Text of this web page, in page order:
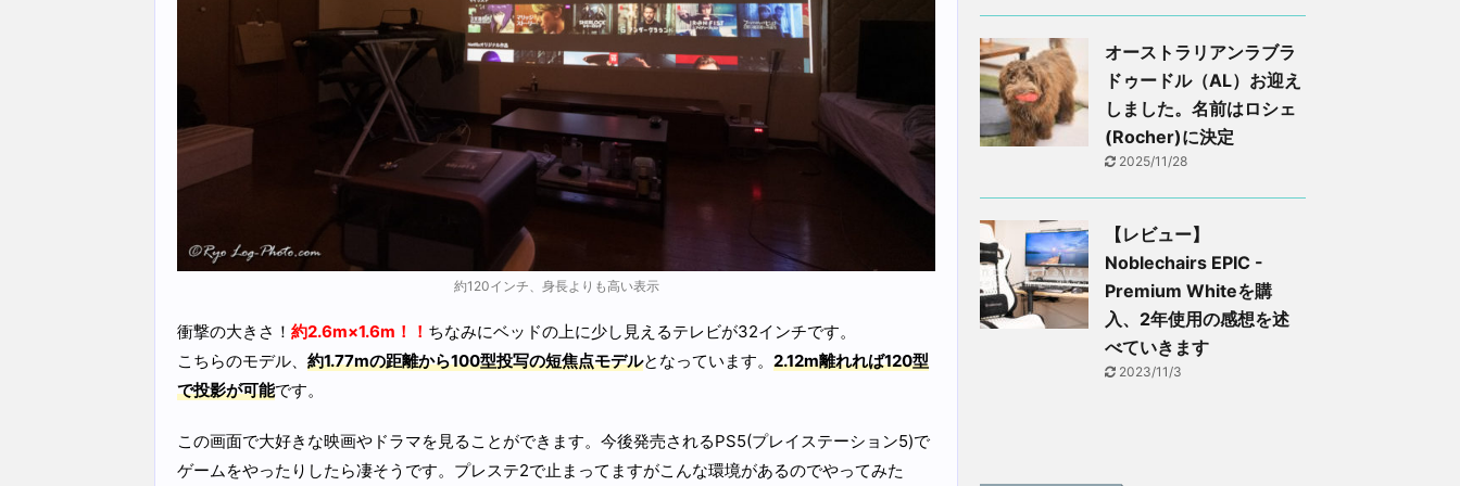
約120インチ、身長よりも高い表示
衝撃の大きさ！ 約2.6m×1.6m！！ ちなみにベッドの上に少し見えるテレビが32インチです。
こちらのモデル、 約1.77mの距離から100型投写の短焦点モデルとなっています。 2.12m離れれば120型
で投影が可能です。
この画面で大好きな映画やドラマを見ることができます。今後発売されるPS5(プレイステーション5)で
ゲームをやったりしたら凄そうです。プレステ2で止まってますがこんな環境があるのでやってみた
オーストラリアンラブラ
ドゥードル（AL）お迎え
しました。名前はロシェ
(Rocher)に決定
2025/11/28
【レビュー】
Noblechairs EPIC -
Premium Whiteを購
入、2年使用の感想を述
べていきます
2023/11/3